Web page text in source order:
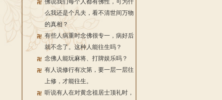
佛说我们每个人都有佛性，可为什
么我还是个凡夫，看不清世间万物
的真相？
有些人病重时念佛很专一，病好后
就不念了。这种人能往生吗？
念佛人能玩麻将、打牌娱乐吗？
有人说修行有次第，要一层一层往
上修，才能往生。
听说有人在对黄念祖居士顶礼时，